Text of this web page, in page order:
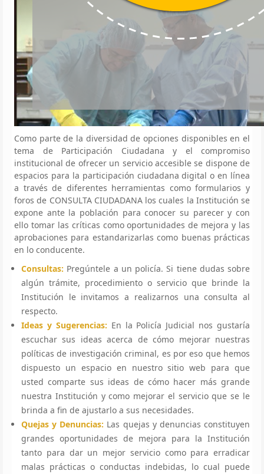
Como parte de la diversidad de opciones disponibles en el
tema de Participación Ciudadana y el compromiso
institucional de ofrecer un servicio accesible se dispone de
espacios para la participación ciudadana digital o en línea
a través de diferentes herramientas como formularios y
foros de CONSULTA CIUDADANA los cuales la Institución se
expone ante la población para conocer su parecer y con
ello tomar las críticas como oportunidades de mejora y las
aprobaciones para estandarizarlas como buenas prácticas
en lo conducente.
Consultas: Pregúntele a un policía. Si tiene dudas sobre
algún trámite, procedimiento o servicio que brinde la
Institución le invitamos a realizarnos una consulta al
respecto.
Ideas y Sugerencias: En la Policía Judicial nos gustaría
escuchar sus ideas acerca de cómo mejorar nuestras
políticas de investigación criminal, es por eso que hemos
dispuesto un espacio en nuestro sitio web para que
usted comparte sus ideas de cómo hacer más grande
nuestra Institución y como mejorar el servicio que se le
brinda a fin de ajustarlo a sus necesidades.
Quejas y Denuncias: Las quejas y denuncias constituyen
grandes oportunidades de mejora para la Institución
tanto para dar un mejor servicio como para erradicar
malas prácticas o conductas indebidas, lo cual puede